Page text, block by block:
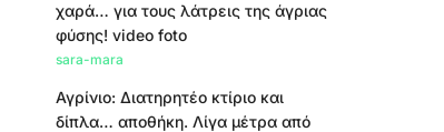
χαρά… για τους λάτρεις της άγριας
φύσης! video foto
sara-mara
Αγρίνιο: Διατηρητέο κτίριο και
δίπλα… αποθήκη. Λίγα μέτρα από